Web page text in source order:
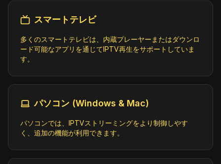
スマートテレビ
多くのスマートテレビは、内蔵プレーヤーまたはダウンロ
ード可能なアプリを通じてIPTV再生をサポートしていま
す。
パソコン (Windows & Mac)
パソコンでは、IPTVストリーミングをより制御しやす
く、追加の機能が利用できます。